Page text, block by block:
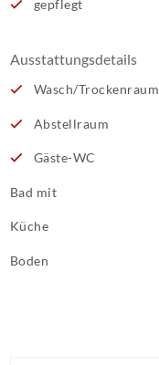
gepflegt
Ausstattungsdetails
Wasch/Trockenraum
Abstellraum
Gäste-WC
Bad mit
Küche
Boden